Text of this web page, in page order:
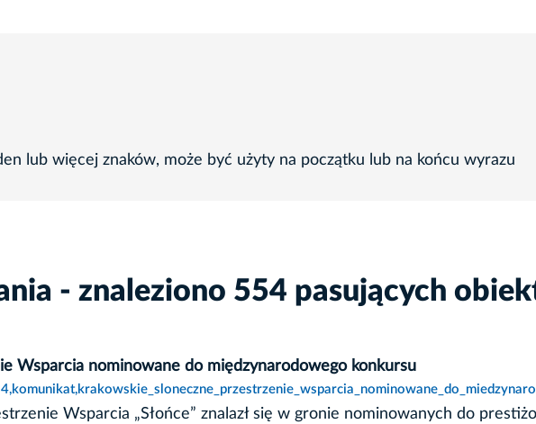
lub więcej znaków, może być użyty na początku lub na końcu wyrazu
- znaleziono 554 pasujących
Wsparcia nominowane do międzynarodowego konkursu
Wsparcia „Słońce” znalazł się w gronie nominowanych do